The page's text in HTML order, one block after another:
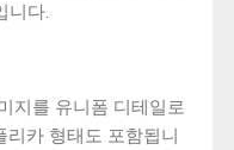
니다.
지를 유니폼 디테일로
리카 형태도 포함됩니